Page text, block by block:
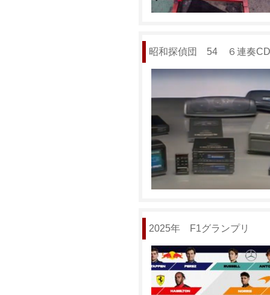
昭和探偵団 54 ６連奏CD
2025年 F1グランプリ